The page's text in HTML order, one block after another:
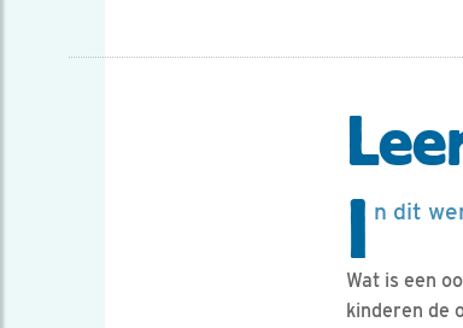
I n dit
Wat is een
kinderen de